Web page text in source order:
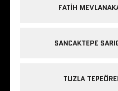
FATIH
SANCAKTEPE
TUZLA